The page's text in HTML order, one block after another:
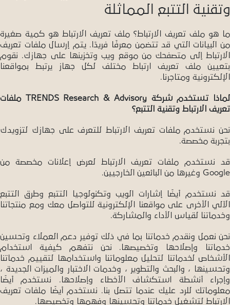
وتقنية التتبع المماثلة
ما هو ملف تعريف الارتباط؟ ملف تعريف الارتباط هو كمية صغيرة
من البيانات التي قد تتضمن معرفًا فريدًا. يتم إرسال ملفات تعريف
الارتباط إلى متصفحك من موقع ويب وتخزينها على جهازك. نقوم
بتعيين ملف تعريف ارتباط مختلف لكل جهاز يرتبط بمواقعنا
الإلكترونية ومتاجرنا.
لماذا تستخدم شركة TRENDS Research & Advisory ملفات
تعريف الارتباط وتقنية التتبع؟
نحن نستخدم ملفات تعريف الارتباط للتعرف على جهازك لتزويدك
بتجربة مخصصة.
قد نستخدم ملفات تعريف الارتباط لعرض إعلانات مخصصة من
Google وغيرها من البائعين الخارجيين.
قد نستخدم أيضًا إشارات الويب وتكنولوجيا التتبع وطرق التتبع
الآلي الأخرى على مواقعنا الإلكترونية للتواصل معك ومع منتجاتنا
وخدماتنا لقياس الأداء والمشاركة.
نحن نعمل ونقدم خدماتنا بما في ذلك توفير دعم العملاء وتحسين
خدماتنا وإصلاحها وتخصيصها. نحن نتفهم كيفية استخدام
الأشخاص لخدماتنا لتحليل معلوماتنا واستخدامها لتقييم خدماتنا
وتحسينها ، والبحث والتطوير ، وخدمات الاختبار والميزات الجديدة ،
وإجراء أنشطة استكشاف الأخطاء وإصلاحها. نستخدم أيضًا
معلوماتك للرد عليك عندما تتصل بنا. نستخدم أيضًا ملفات تعريف
الارتباط لتشغيل خدماتنا وتحسينها وفهمها وتخصيصها.